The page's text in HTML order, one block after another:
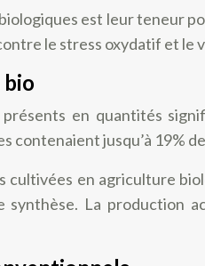
est leur
le stress oxydatif et le
en quantités
contenaient jusqu’à
en agriculture
synthèse. La